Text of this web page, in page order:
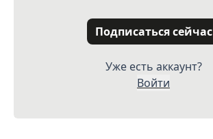
Подписаться сейчас
Уже есть аккаунт?
Войти